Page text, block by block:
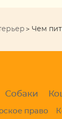
Чем
Собаки
право